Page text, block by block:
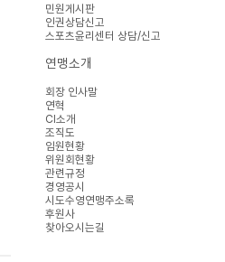
민원게시판
인권상담신고
스포츠윤리센터 상담/신고
연맹소개
회장 인사말
연혁
CI소개
조직도
임원현황
위원회현황
관련규정
경영공시
시도수영연맹주소록
후원사
찾아오시는길